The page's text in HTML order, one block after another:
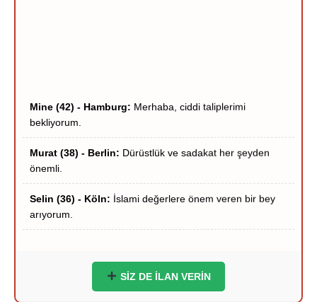
Murat (38) - Berlin:
Selin (36) - Köln:
SİZ DE İLAN VERİN